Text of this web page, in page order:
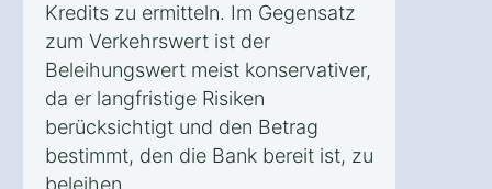
Kredits zu ermitteln. Im Gegensatz
zum Verkehrswert ist der
Beleihungswert meist konservativer,
da er langfristige Risiken
berücksichtigt und den Betrag
bestimmt, den die Bank bereit ist, zu
beleihen.